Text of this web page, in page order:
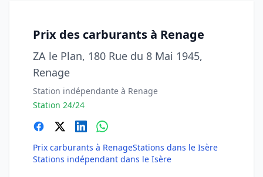
Prix des carburants à Renage
ZA le Plan, 180 Rue du 8 Mai 1945,
Renage
Station indépendante à Renage
Station 24/24
Prix carburants à RenageStations dans le Isère
Stations indépendant dans le Isère